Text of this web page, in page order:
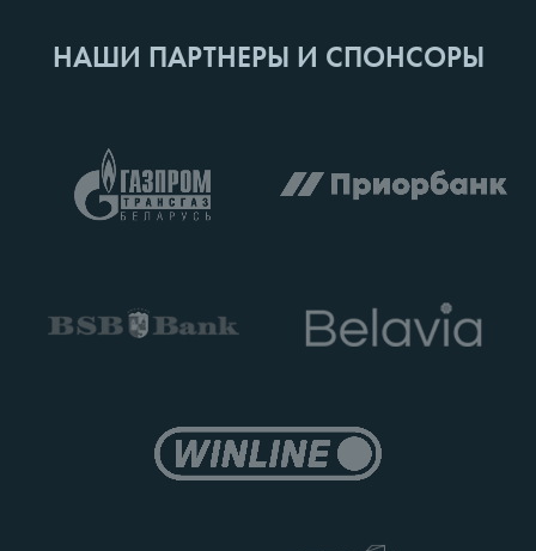
НАШИ ПАРТНЕРЫ И СПОНСОРЫ